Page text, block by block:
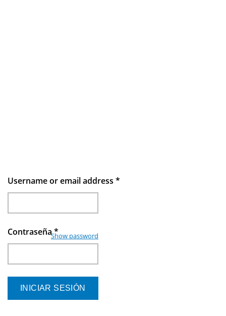
Username or email address *
Contraseña*
Show password